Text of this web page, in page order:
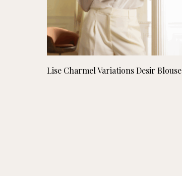
Lees verder
Lise Charmel Variations Desir Blouse